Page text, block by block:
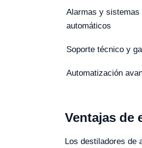
Alarmas y sistemas
automáticos
Soporte técnico y
Automatización
Ventajas de
Los destiladores de